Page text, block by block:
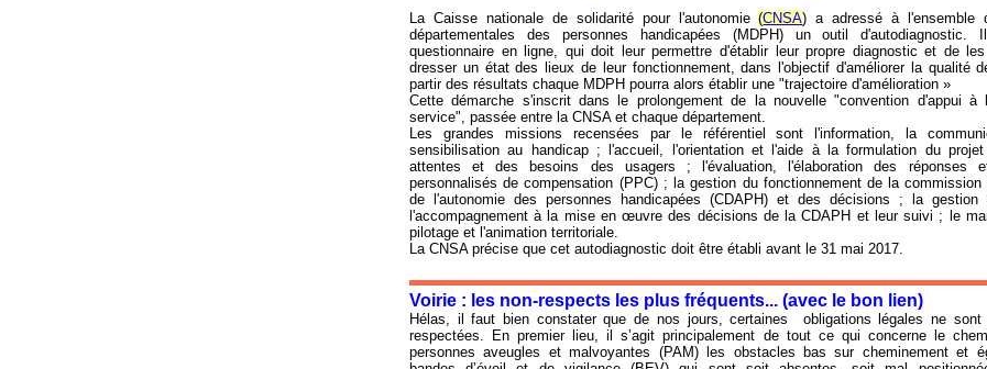
La Caisse nationale de solidarité pour l'autonomie(CNSA) a adressé à l'ensemble
départementales des personnes handicapées (MDPH) un outil d'autodiagnostic.
questionnaire en ligne, qui doit leur permettre d'établir leur propre diagnostic et de
dresser un état des lieux de leur fonctionnement, dans l'objectif d'améliorer la qualité
partir des résultats chaque MDPH pourra alors établir une "trajectoire d'amélioration »
Cette démarche s'inscrit dans le prolongement de la nouvelle "convention d'appui à
service", passée entre la CNSA et chaque département.
Les grandes missions recensées par le référentiel sont l'information, la
sensibilisation au handicap ; l'accueil, l'orientation et l'aide à la formulation du
attentes et des besoins des usagers ; l'évaluation, l'élaboration des réponses
personnalisés de compensation (PPC) ; la gestion du fonctionnement de la
de l'autonomie des personnes handicapées (CDAPH) et des décisions ; la
l'accompagnement à la mise en œuvre des décisions de la CDAPH et leur suivi ; le
pilotage et l'animation territoriale.
La CNSA précise que cet autodiagnostic doit être établi avant le 31 mai 2017.
Voirie : les non-respects les plus fréquents... (avec le bon lien)
Hélas, il faut bien constater que de nos jours, certaines obligations légales ne sont
respectées. En premier lieu, il s’agit principalement de tout ce qui concerne le
personnes aveugles et malvoyantes (PAM) les obstacles bas sur cheminement et